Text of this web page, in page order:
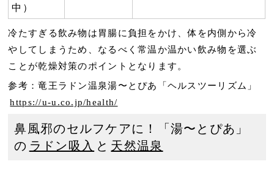
中）
冷たすぎる飲み物は胃腸に負担をかけ、体を内側から冷
やしてしまうため、なるべく常温か温かい飲み物を選ぶ
ことが乾燥対策のポイントとなります。
参考：竜王ラドン温泉湯〜とぴあ「ヘルスツーリズム」
https://u-u.co.jp/health/
鼻風邪のセルフケアに！「湯〜とぴあ」
の ラドン吸入 と 天然温泉